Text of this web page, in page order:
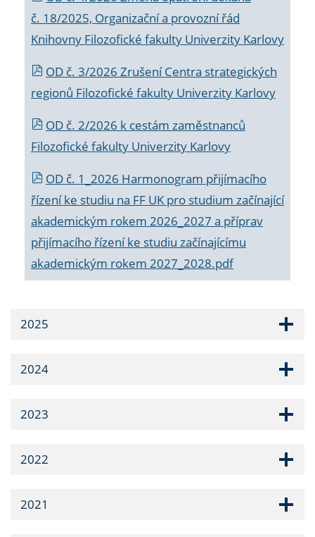
č. 18/2025, Organizační a provozní řád
Knihovny Filozofické fakulty Univerzity Karlovy
OD č. 3/2026 Zrušení Centra strategických
regionů Filozofické fakulty Univerzity Karlovy
OD č. 2/2026 k cestám zaměstnanců
Filozofické fakulty Univerzity Karlovy
OD č. 1_2026 Harmonogram přijímacího
řízení ke studiu na FF UK pro studium začínající
akademickým rokem 2026_2027 a příprav
přijímacího řízení ke studiu začínajícímu
akademickým rokem 2027_2028.pdf
2025
2024
2023
2022
2021